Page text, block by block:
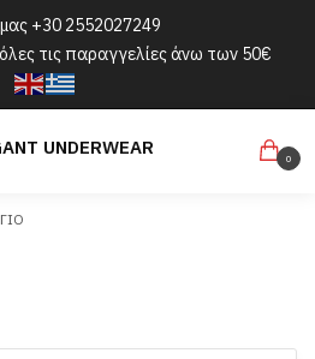
+30 2552027249
τις παραγγελίες άνω των 50€
0